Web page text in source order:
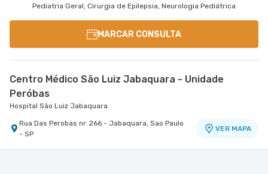
Pediatria Geral, Cirurgia de Epilepsia, Neurologia Pediátrica
MARCAR CONSULTA
Centro Médico São Luiz Jabaquara - Unidade
Peróbas
Hospital São Luiz Jabaquara
Rua Das Perobas nr. 266 - Jabaquara, Sao Paulo
- SP
VER MAPA